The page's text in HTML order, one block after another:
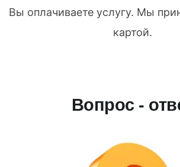
Вы оплачиваете услугу. Мы
картой.
Вопрос -